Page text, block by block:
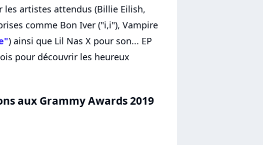
artistes attendus (Billie Eilish,
comme Bon Iver ("i,i"), Vampire
) ainsi que Lil Nas X pour son... EP
pour découvrir les heureux
aux Grammy Awards 2019